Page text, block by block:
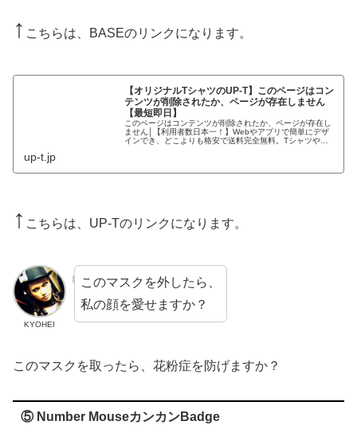
↑ こちらは、BASEのリンクになります。
【オリジナルTシャツのUP-T】このページはコン
テンツが削除されたか、ページが存在しません
【最短即日】
このページはコンテンツが削除されたか、ページが存在し
ません│【利用者数日本一！】Webやアプリで簡単にデザ
インでき、どこよりも格安で送料完全無料。Tシャツやス
up-t.jp
↑ こちらは、UP-Tのリンクになります。
KYOHEI
このマスクを外したら、
私の顔を愛せますか？
このマスクを取ったら、花粉症を防げますか？
⑤ Number MouseカンカンBadge